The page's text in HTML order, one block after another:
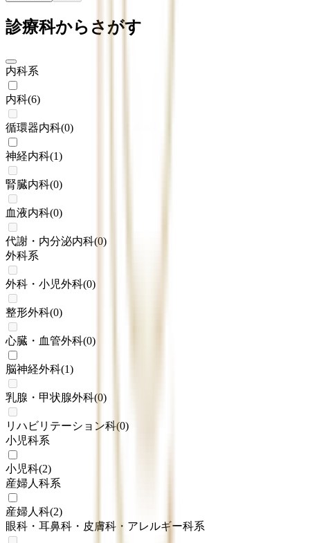
診療科からさがす
内科系
内科(6)
循環器内科(0)
神経内科(1)
腎臓内科(0)
血液内科(0)
代謝・内分泌内科(0)
外科系
外科・小児外科(0)
整形外科(0)
心臓・血管外科(0)
脳神経外科(1)
乳腺・甲状腺外科(0)
リハビリテーション科(0)
小児科系
小児科(2)
産婦人科系
産婦人科(2)
眼科・耳鼻科・皮膚科・アレルギー科系